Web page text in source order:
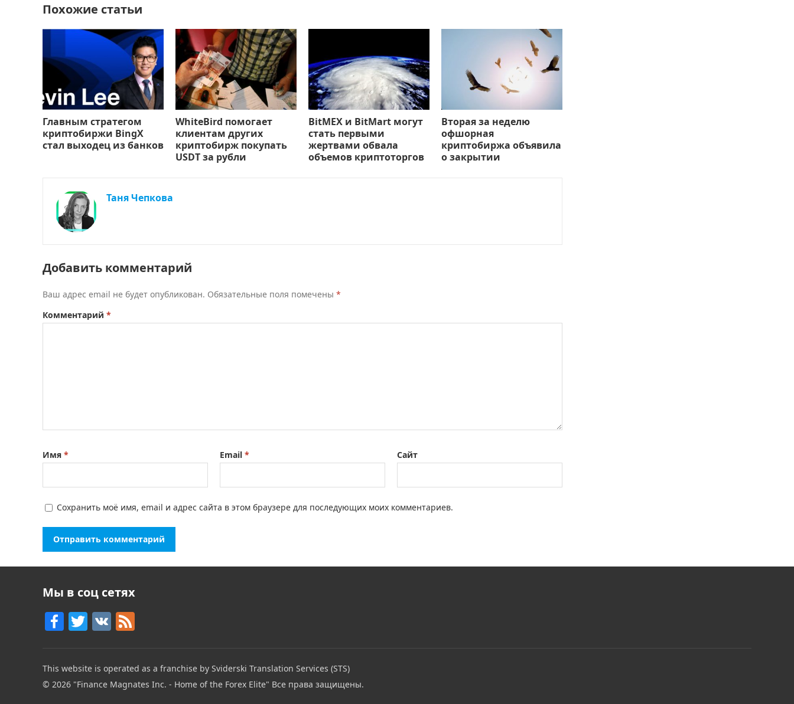
k т
ь
Похожие статьи
Главным стратегом
криптобиржи BingX
стал выходец из банков
WhiteBird помогает
клиентам других
криптобирж покупать
USDT за рубли
BitMEX и BitMart могут
стать первыми
жертвами обвала
объемов криптоторгов
Вторая за неделю
офшорная
криптобиржа объявила
о закрытии
Таня Чепкова
Добавить комментарий
Ваш адрес email не будет опубликован. Обязательные поля помечены *
Комментарий *
Имя * Email * Сайт
Сохранить моё имя, email и адрес сайта в этом браузере для последующих моих комментариев.
Мы в соц сетях
F
e
T
itt
er
V
e
d
This website is operated as a franchise by Sviderski Translation Services (STS)
© 2026 "Finance Magnates Inc. - Home of the Forex Elite" Все права защищены.